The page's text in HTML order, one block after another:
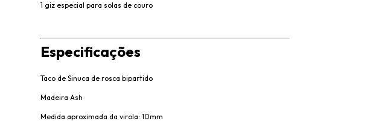
1 giz especial para solas de couro
Especificações
Taco de Sinuca de rosca bipartido
Madeira Ash
Medida aproximada da virola: 10mm